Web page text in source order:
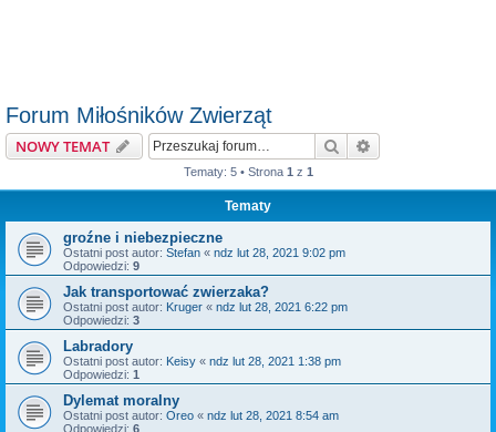
Forum Miłośników Zwierząt
NOWY TEMAT Szukaj
Tematy: 5 • Strona 1 z 1
Tematy
groźne i niebezpieczne
Ostatni post autor: Stefan « ndz lut 28, 2021 9:02 pm
Odpowiedzi: 9
Jak transportować zwierzaka?
Ostatni post autor: Kruger « ndz lut 28, 2021 6:22 pm
Odpowiedzi: 3
Labradory
Ostatni post autor: Keisy « ndz lut 28, 2021 1:38 pm
Odpowiedzi: 1
Dylemat moralny
Ostatni post autor: Oreo « ndz lut 28, 2021 8:54 am
Odpowiedzi: 6